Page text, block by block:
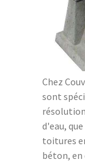
Chez
sont
d'eau,
toitures
béton, en